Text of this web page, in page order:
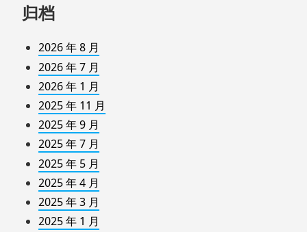
归档
2026 年 8 月
2026 年 7 月
2026 年 1 月
2025 年 11 月
2025 年 9 月
2025 年 7 月
2025 年 5 月
2025 年 4 月
2025 年 3 月
2025 年 1 月